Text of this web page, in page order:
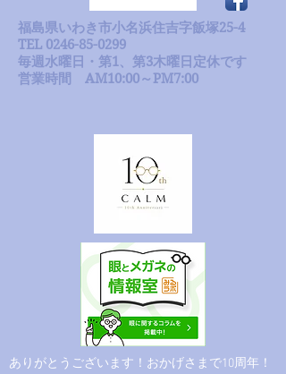
福島県いわき市小名浜住吉字飯塚25-4
TEL 0246-85-0299
毎週水曜日・第1、第3木曜日定休です
​営業時間 AM10:00～PM7:00
​ありがとうございます！おかげさまで10周年！